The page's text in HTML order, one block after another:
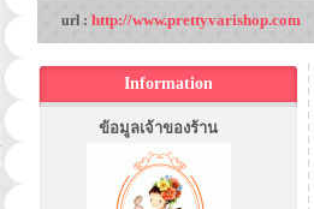
url : http://www.prettyvarishop.com
Information
ข้อมูลเจ้าของร้าน